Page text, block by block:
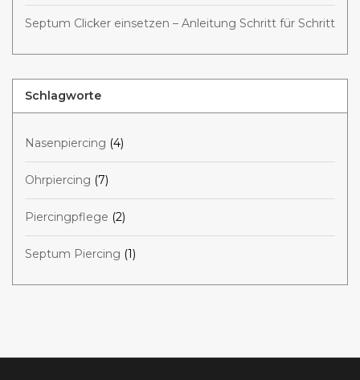
Septum Clicker einsetzen – Anleitung Schritt für Schritt
Schlagworte
Nasenpiercing (4)
Ohrpiercing (7)
Piercingpflege (2)
Septum Piercing (1)